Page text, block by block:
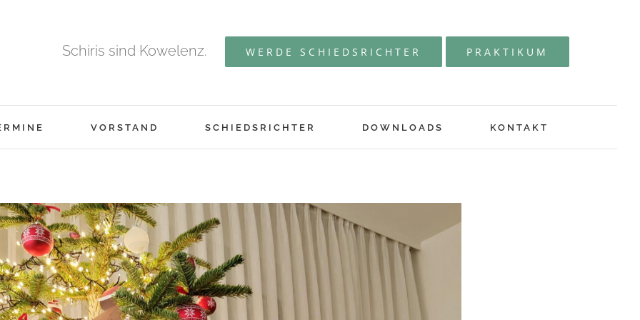
Schiris sind Kowelenz. WERDE SCHIEDSRICHTER PRAKTIKUM
VORSTAND SCHIEDSRICHTER DOWNLOADS KONTAKT